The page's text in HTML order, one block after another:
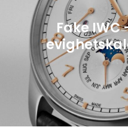
Fake IWC